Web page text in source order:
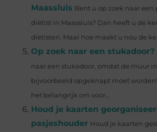
Maassluis Bent u op zoek naar een
diëtist in Maassluis? Dan heeft u de
diëtisten. Maar hoe maakt u nou de
Op zoek naar een stukadoor?
naar een stukadoor, omdat de muur
bijvoorbeeld opgeknapt moet
het belangrijk om voor...
Houd je kaarten
pasjeshouder Houd je kaarten